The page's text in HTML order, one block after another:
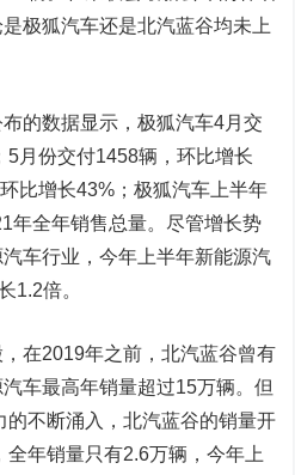
极狐汽车还是北汽蓝谷均未上
数据显示，极狐汽车4月交
月份交付1458辆，环比增长
比增长43%；极狐汽车上半年
年全年销售总量。尽管增长势
车行业，今年上半年新能源汽
1.2倍。
2019年之前，北汽蓝谷曾有
车最高年销量超过15万辆。但
的不断涌入，北汽蓝谷的销量开
年销量只有2.6万辆，今年上